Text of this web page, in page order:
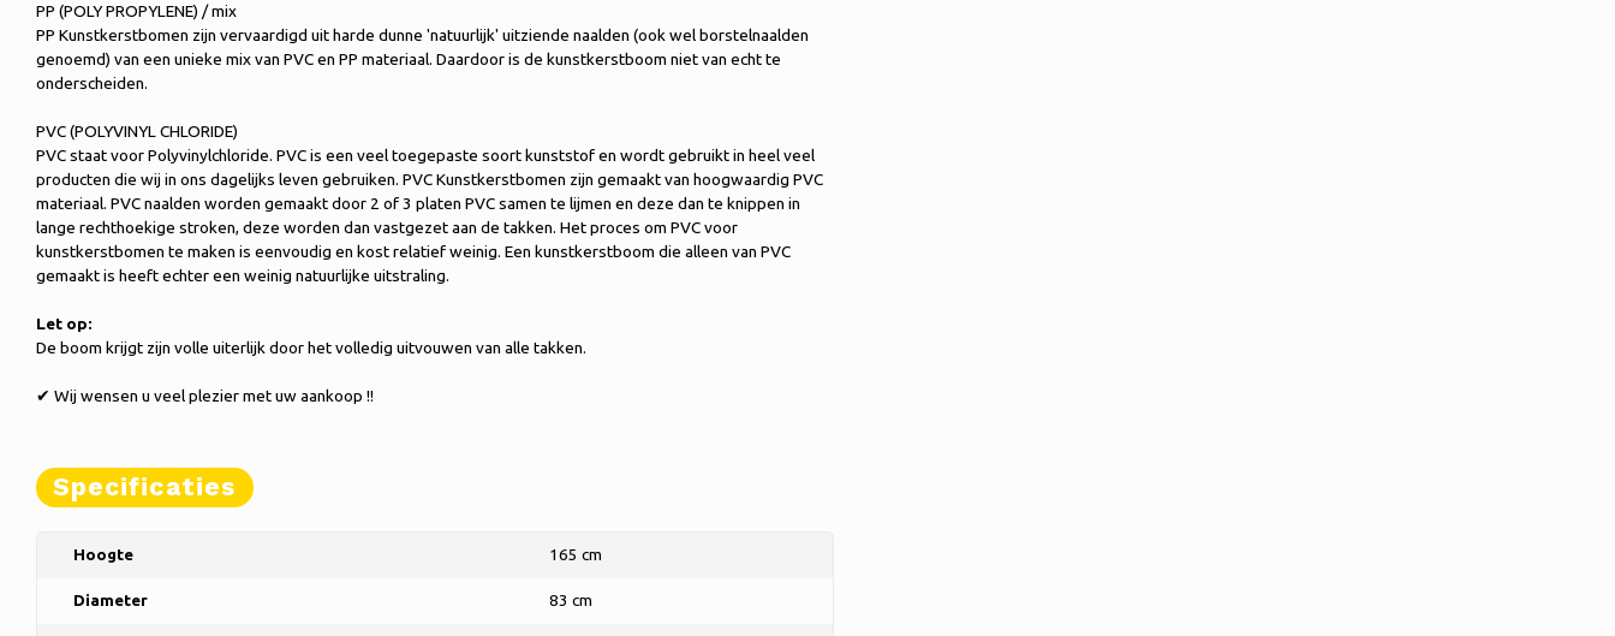
PP (POLY PROPYLENE) / mix
PP Kunstkerstbomen zijn vervaardigd uit harde dunne 'natuurlijk' uitziende naalden (ook wel borstelnaalden
genoemd) van een unieke mix van PVC en PP materiaal. Daardoor is de kunstkerstboom niet van echt te
onderscheiden.
PVC (POLYVINYL CHLORIDE)
PVC staat voor Polyvinylchloride. PVC is een veel toegepaste soort kunststof en wordt gebruikt in heel veel
producten die wij in ons dagelijks leven gebruiken. PVC Kunstkerstbomen zijn gemaakt van hoogwaardig PVC
materiaal. PVC naalden worden gemaakt door 2 of 3 platen PVC samen te lijmen en deze dan te knippen in
lange rechthoekige stroken, deze worden dan vastgezet aan de takken. Het proces om PVC voor
kunstkerstbomen te maken is eenvoudig en kost relatief weinig. Een kunstkerstboom die alleen van PVC
gemaakt is heeft echter een weinig natuurlijke uitstraling.
Let op:
De boom krijgt zijn volle uiterlijk door het volledig uitvouwen van alle takken.
✔ Wij wensen u veel plezier met uw aankoop !!
Specificaties
Hoogte 165 cm
Diameter 83 cm